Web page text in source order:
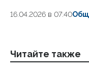
16.04.2026 в 07:40
Читайте также